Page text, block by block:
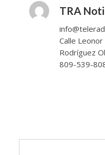
TRA
Calle
Rodríguez
809-539-